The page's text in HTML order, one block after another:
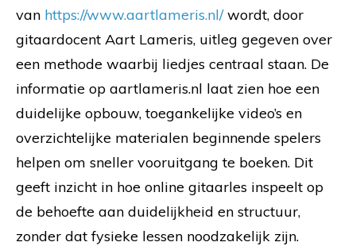
van https://www.aartlameris.nl/wordt, door
gitaardocent Aart Lameris, uitleg gegeven over
een methode waarbij liedjes centraal staan. De
informatie op aartlameris.nl laat zien hoe een
duidelijke opbouw, toegankelijke video’s en
overzichtelijke materialen beginnende spelers
helpen om sneller vooruitgang te boeken. Dit
geeft inzicht in hoe online gitaarles inspeelt op
de behoefte aan duidelijkheid en structuur,
zonder dat fysieke lessen noodzakelijk zijn.